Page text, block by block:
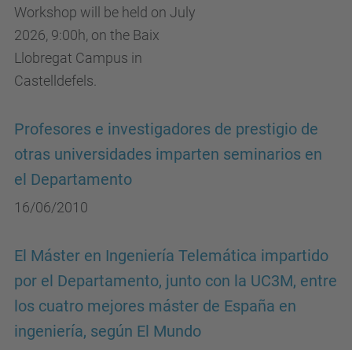
Workshop will be held on July
2026, 9:00h, on the Baix
Llobregat Campus in
Castelldefels.
Profesores e investigadores de prestigio de
otras universidades imparten seminarios en
el Departamento
16/06/2010
El Máster en Ingeniería Telemática impartido
por el Departamento, junto con la UC3M, entre
los cuatro mejores máster de España en
ingeniería, según El Mundo